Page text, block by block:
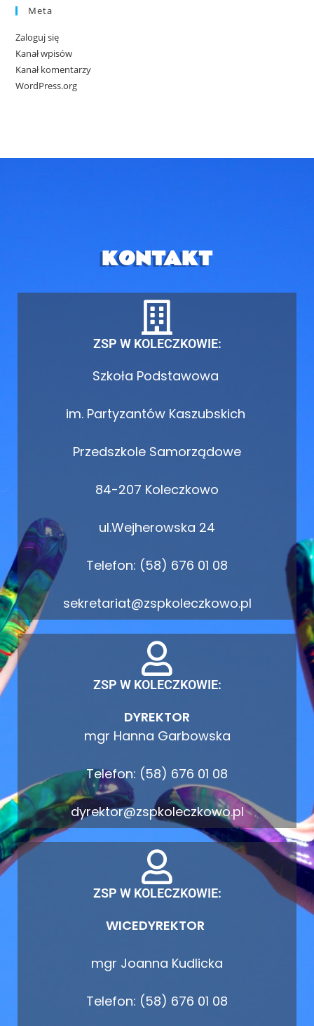
Meta
Zaloguj się
Kanał wpisów
Kanał komentarzy
WordPress.org
KONTAKT
ZSP W KOLECZKOWIE:
Szkoła Podstawowa
im. Partyzantów Kaszubskich
Przedszkole Samorządowe
84-207 Koleczkowo
ul.Wejherowska 24
Telefon: (58) 676 01 08
sekretariat@zspkoleczkowo.pl
ZSP W KOLECZKOWIE:
DYREKTOR
mgr Hanna Garbowska
Telefon: (58) 676 01 08
dyrektor@zspkoleczkowo.pl
ZSP W KOLECZKOWIE:
WICEDYREKTOR
mgr Joanna Kudlicka
Telefon: (58) 676 01 08